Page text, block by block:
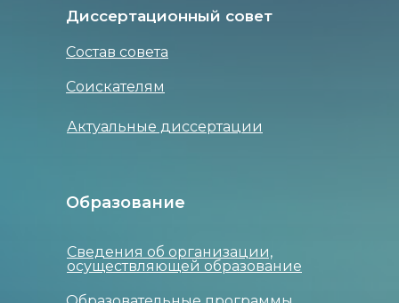
Диссертационный совет
Состав совета
Соискателям
Актуальные диссертации
Сведения об организации,
осуществляющей образование
Образование